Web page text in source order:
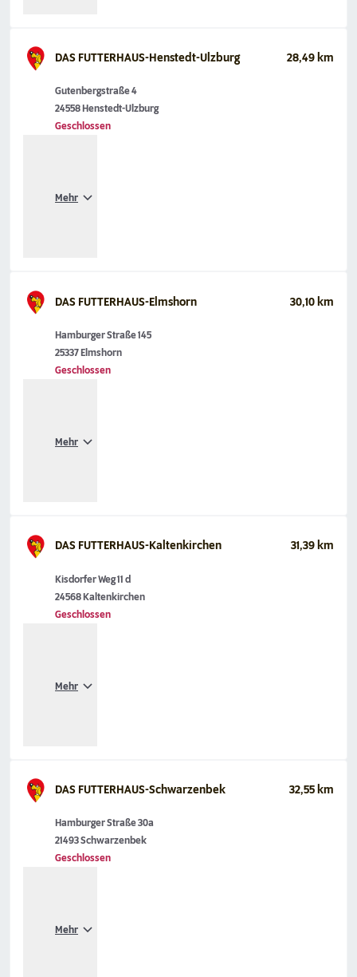
DAS FUTTERHAUS-Henstedt-Ulzburg 28,49 km
Gutenbergstraße 4
24558 Henstedt-Ulzburg
Geschlossen
Mehr
DAS FUTTERHAUS-Elmshorn 30,10 km
Hamburger Straße 145
25337 Elmshorn
Geschlossen
Mehr
DAS FUTTERHAUS-Kaltenkirchen 31,39 km
Kisdorfer Weg 11 d
24568 Kaltenkirchen
Geschlossen
Mehr
DAS FUTTERHAUS-Schwarzenbek 32,55 km
Hamburger Straße 30a
21493 Schwarzenbek
Geschlossen
Mehr